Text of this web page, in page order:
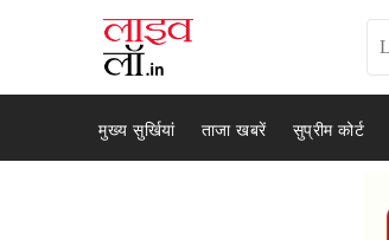
मुख्य सुर्खियां ताजा खबरें सुप्रीम कोर्ट